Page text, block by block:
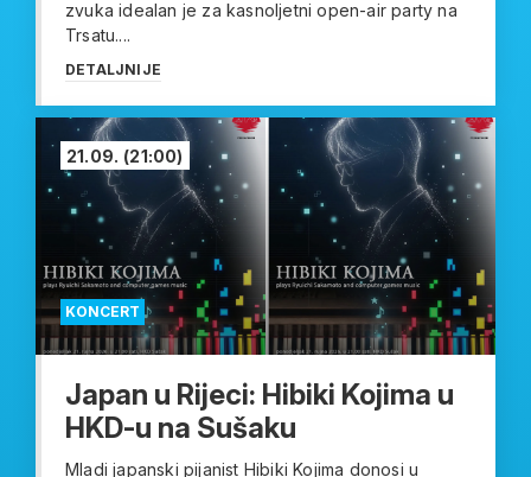
zvuka idealan je za kasnoljetni open-air party na
Trsatu....
DETALJNIJE
KONCERT
21.09. (21:00)
Japan u Rijeci: Hibiki Kojima u
HKD-u na Sušaku
Mladi japanski pijanist Hibiki Kojima donosi u